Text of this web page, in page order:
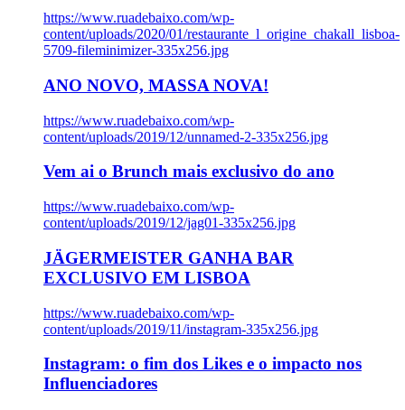
https://www.ruadebaixo.com/wp-
content/uploads/2020/01/restaurante_l_origine_chakall_lisboa-
5709-fileminimizer-335x256.jpg
ANO NOVO, MASSA NOVA!
https://www.ruadebaixo.com/wp-
content/uploads/2019/12/unnamed-2-335x256.jpg
Vem ai o Brunch mais exclusivo do ano
https://www.ruadebaixo.com/wp-
content/uploads/2019/12/jag01-335x256.jpg
JÄGERMEISTER GANHA BAR
EXCLUSIVO EM LISBOA
https://www.ruadebaixo.com/wp-
content/uploads/2019/11/instagram-335x256.jpg
Instagram: o fim dos Likes e o impacto nos
Influenciadores